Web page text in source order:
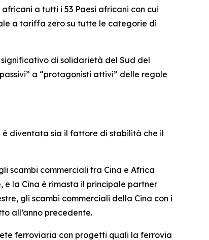
africani a tutti i 53 Paesi africani con cui
a tariffa zero su tutte le categorie di
di solidarietà del Sud del
a “protagonisti attivi” delle regole
diventata sia il fattore di stabilità che il
scambi commerciali tra Cina e Africa
e la Cina è rimasta il principale partner
gli scambi commerciali della Cina con i
all’anno precedente.
ferroviaria con progetti quali la ferrovia